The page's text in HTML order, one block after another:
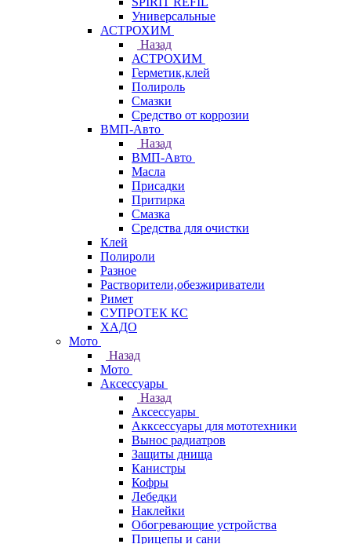
Универсальные
АСТРОХИМ
Назад
АСТРОХИМ
Герметик,клей
Полироль
Смазки
Средство от коррозии
ВМП-Авто
Назад
ВМП-Авто
Масла
Присадки
Притирка
Смазка
Средства для очистки
Клей
Полироли
Разное
Растворители,обезжириватели
Римет
СУПРОТЕК КС
ХАДО
Мото
Назад
Мото
Аксессуары
Назад
Аксессуары
Акксессуары для мототехники
Вынос радиатров
Защиты днища
Канистры
Кофры
Лебедки
Наклейки
Обогревающие устройства
Прицепы и сани